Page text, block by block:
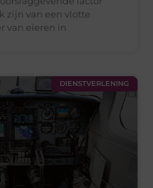
zijn van een vlotte
van eieren in
DIENSTVERLENING